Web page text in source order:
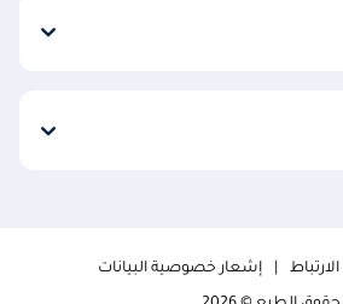
إشعار خصوصية البيانات